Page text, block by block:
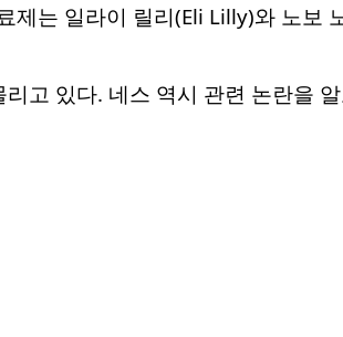
제는 일라이 릴리(Eli Lilly)와 노보
고 있다. 네스 역시 관련 논란을